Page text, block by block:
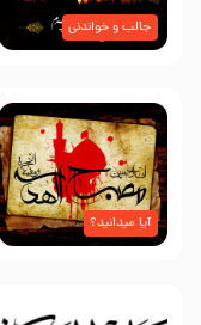
جالب و خواندنی
آیا میدانید؟